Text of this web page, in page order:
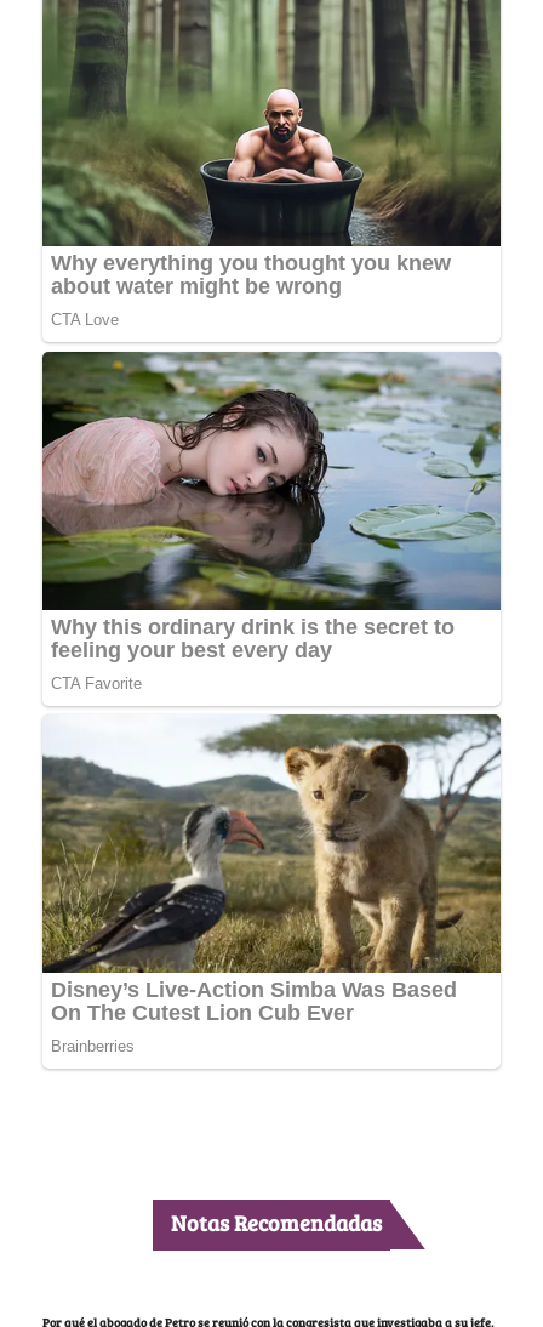
Notas Recomendadas
Por qué el abogado de Petro se reunió con la congresista que investigaba a su jefe,